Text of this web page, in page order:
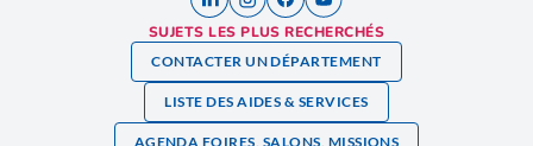
SUJETS LES PLUS RECHERCHÉS
CONTACTER UN DÉPARTEMENT
LISTE DES AIDES & SERVICES
AGENDA FOIRES, SALONS, MISSIONS